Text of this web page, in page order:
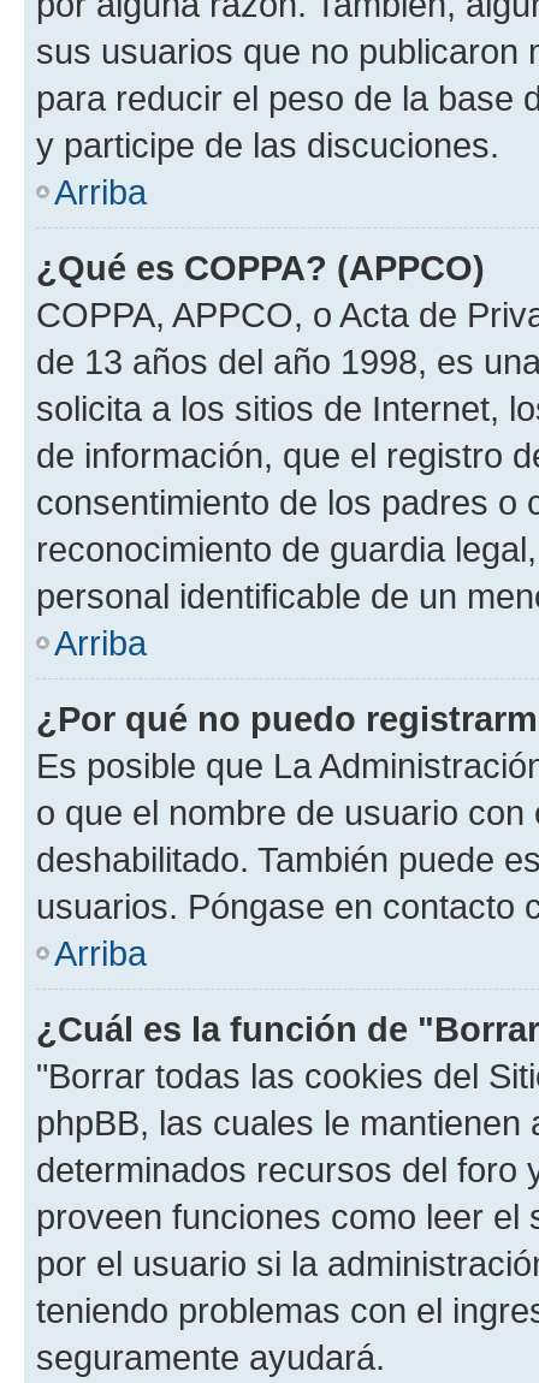
sus usuarios que no publicaron
para reducir el peso de la base
y participe de las discuciones.
Arriba
¿Qué es COPPA? (APPCO)
COPPA, APPCO, o Acta de
de 13 años del año 1998, es
solicita a los sitios de Internet,
de información, que el registro
consentimiento de los padres o
reconocimiento de guardia
personal identificable de un
Arriba
¿Por qué no puedo
Es posible que La
o que el nombre de usuario
deshabilitado. También puede
usuarios. Póngase en contacto
Arriba
¿Cuál es la función de
"Borrar todas las cookies del
phpBB, las cuales le
determinados recursos del foro
proveen funciones como leer el
por el usuario si la
teniendo problemas con el
seguramente ayudará.